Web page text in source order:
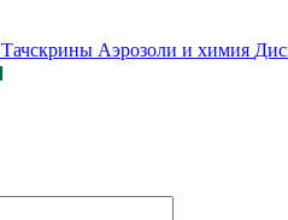
Тачскрины Аэрозоли и химия